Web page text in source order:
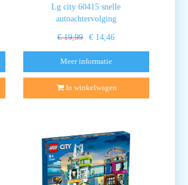
Lg city 60415 snelle
autoachtervolging
€ 19,99 € 14,46
Meer informatie
In winkelwagen